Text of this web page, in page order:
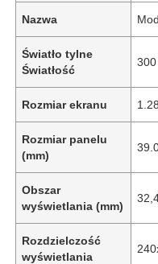
Nazwa
Światło tylne
Światłość
Rozmiar ekranu
Rozmiar panelu
(mm)
Obszar
wyświetlania (mm)
Rozdzielczość
wyświetlania